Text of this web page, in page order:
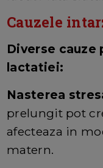
Cauzele
Diverse cauze
lactatiei:
Nasterea
prelungit pot
afecteaza in
matern.